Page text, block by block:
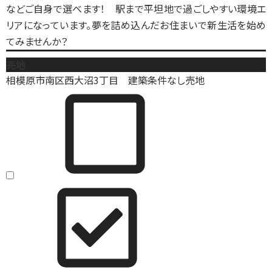
などご自身で選べます！ 駅まで平坦地で過ごしやすい環境エ
リアになっています。夢を詰め込んだお住まいで新生活を始め
てみませんか？
相模原市南区西大沼3丁目 建築条件なし売地